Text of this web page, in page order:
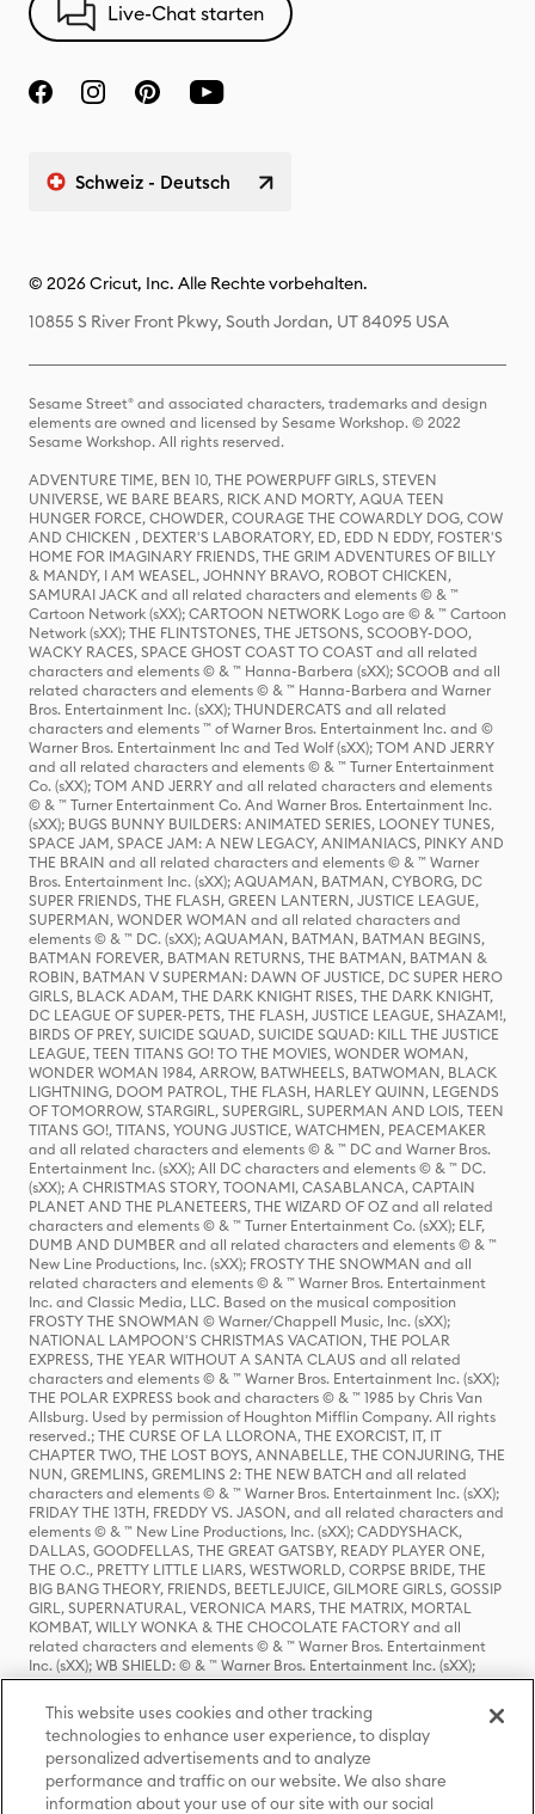
Live-Chat starten
Schweiz - Deutsch
© 2026 Cricut, Inc. Alle Rechte vorbehalten.
10855 S River Front Pkwy, South Jordan, UT 84095 USA
Sesame Street® and associated characters, trademarks and design
elements are owned and licensed by Sesame Workshop. © 2022
Sesame Workshop. All rights reserved.
ADVENTURE TIME, BEN 10, THE POWERPUFF GIRLS, STEVEN
UNIVERSE, WE BARE BEARS, RICK AND MORTY, AQUA TEEN
HUNGER FORCE, CHOWDER, COURAGE THE COWARDLY DOG, COW
AND CHICKEN , DEXTER'S LABORATORY, ED, EDD N EDDY, FOSTER'S
HOME FOR IMAGINARY FRIENDS, THE GRIM ADVENTURES OF BILLY
& MANDY, I AM WEASEL, JOHNNY BRAVO, ROBOT CHICKEN,
SAMURAI JACK and all related characters and elements © & ™
Cartoon Network (sXX); CARTOON NETWORK Logo are © & ™ Cartoon
Network (sXX); THE FLINTSTONES, THE JETSONS, SCOOBY-DOO,
WACKY RACES, SPACE GHOST COAST TO COAST and all related
characters and elements © & ™ Hanna-Barbera (sXX); SCOOB and all
related characters and elements © & ™ Hanna-Barbera and Warner
Bros. Entertainment Inc. (sXX); THUNDERCATS and all related
characters and elements ™ of Warner Bros. Entertainment Inc. and ©
Warner Bros. Entertainment Inc and Ted Wolf (sXX); TOM AND JERRY
and all related characters and elements © & ™ Turner Entertainment
Co. (sXX); TOM AND JERRY and all related characters and elements
© & ™ Turner Entertainment Co. And Warner Bros. Entertainment Inc.
(sXX); BUGS BUNNY BUILDERS: ANIMATED SERIES, LOONEY TUNES,
SPACE JAM, SPACE JAM: A NEW LEGACY, ANIMANIACS, PINKY AND
THE BRAIN and all related characters and elements © & ™ Warner
Bros. Entertainment Inc. (sXX); AQUAMAN, BATMAN, CYBORG, DC
SUPER FRIENDS, THE FLASH, GREEN LANTERN, JUSTICE LEAGUE,
SUPERMAN, WONDER WOMAN and all related characters and
elements © & ™ DC. (sXX); AQUAMAN, BATMAN, BATMAN BEGINS,
BATMAN FOREVER, BATMAN RETURNS, THE BATMAN, BATMAN &
ROBIN, BATMAN V SUPERMAN: DAWN OF JUSTICE, DC SUPER HERO
GIRLS, BLACK ADAM, THE DARK KNIGHT RISES, THE DARK KNIGHT,
DC LEAGUE OF SUPER-PETS, THE FLASH, JUSTICE LEAGUE, SHAZAM!,
BIRDS OF PREY, SUICIDE SQUAD, SUICIDE SQUAD: KILL THE JUSTICE
LEAGUE, TEEN TITANS GO! TO THE MOVIES, WONDER WOMAN,
WONDER WOMAN 1984, ARROW, BATWHEELS, BATWOMAN, BLACK
LIGHTNING, DOOM PATROL, THE FLASH, HARLEY QUINN, LEGENDS
OF TOMORROW, STARGIRL, SUPERGIRL, SUPERMAN AND LOIS, TEEN
TITANS GO!, TITANS, YOUNG JUSTICE, WATCHMEN, PEACEMAKER
and all related characters and elements © & ™ DC and Warner Bros.
Entertainment Inc. (sXX); All DC characters and elements © & ™ DC.
(sXX); A CHRISTMAS STORY, TOONAMI, CASABLANCA, CAPTAIN
PLANET AND THE PLANETEERS, THE WIZARD OF OZ and all related
characters and elements © & ™ Turner Entertainment Co. (sXX); ELF,
DUMB AND DUMBER and all related characters and elements © & ™
New Line Productions, Inc. (sXX); FROSTY THE SNOWMAN and all
related characters and elements © & ™ Warner Bros. Entertainment
Inc. and Classic Media, LLC. Based on the musical composition
FROSTY THE SNOWMAN © Warner/Chappell Music, Inc. (sXX);
NATIONAL LAMPOON'S CHRISTMAS VACATION, THE POLAR
EXPRESS, THE YEAR WITHOUT A SANTA CLAUS and all related
characters and elements © & ™ Warner Bros. Entertainment Inc. (sXX);
THE POLAR EXPRESS book and characters © & ™ 1985 by Chris Van
Allsburg. Used by permission of Houghton Mifflin Company. All rights
reserved.; THE CURSE OF LA LLORONA, THE EXORCIST, IT, IT
CHAPTER TWO, THE LOST BOYS, ANNABELLE, THE CONJURING, THE
NUN, GREMLINS, GREMLINS 2: THE NEW BATCH and all related
characters and elements © & ™ Warner Bros. Entertainment Inc. (sXX);
FRIDAY THE 13TH, FREDDY VS. JASON, and all related characters and
elements © & ™ New Line Productions, Inc. (sXX); CADDYSHACK,
DALLAS, GOODFELLAS, THE GREAT GATSBY, READY PLAYER ONE,
THE O.C., PRETTY LITTLE LIARS, WESTWORLD, CORPSE BRIDE, THE
BIG BANG THEORY, FRIENDS, BEETLEJUICE, GILMORE GIRLS, GOSSIP
GIRL, SUPERNATURAL, VERONICA MARS, THE MATRIX, MORTAL
KOMBAT, WILLY WONKA & THE CHOCOLATE FACTORY and all
related characters and elements © & ™ Warner Bros. Entertainment
Inc. (sXX); WB SHIELD: © & ™ Warner Bros. Entertainment Inc. (sXX);
HOUSE OF THE DRAGON, GAME OF THRONES, and all related
characters and elements © & ™ Home Box Office, Inc. (sXX); CHILLING
ADVENTURES OF SABRINA, RIVERDALE © & ™ Warner Bros.
Entertainment Inc. Archie Comics and all related characters and
elements © & ™ Archie Comic Publications, Inc. Used with permission.
(sXX); SEINFELD and all related characters and elements © & ™ Castle
Rock Entertainment. (sXX); TED LASSO © & ™ Warner Bros.
This website uses cookies and other tracking
technologies to enhance user experience, to display
personalized advertisements and to analyze
performance and traffic on our website. We also share
information about your use of our site with our social